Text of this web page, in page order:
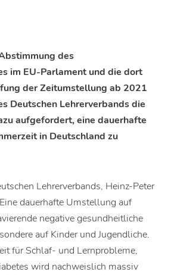
des
im EU-Parlament und die dort
der Zeitumstellung ab 2021
Deutschen Lehrerverbands die
aufgefordert, eine dauerhafte
in Deutschland zu
Lehrerverbands, Heinz-Peter
dauerhafte Umstellung auf
negative gesundheitliche
auf Kinder und Jugendliche.
für Schlaf- und Lernprobleme,
wird nachweislich massiv